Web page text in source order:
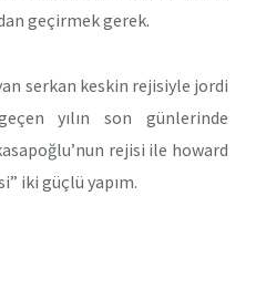
geçirmek gerek.
serkan keskin rejisiyle jordi
yılın son günlerinde
rejisi ile howard
iki güçlü yapım.